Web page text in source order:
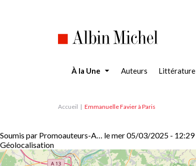
À la Une Auteurs Littérature
Accueil Emmanuelle Favier à Paris
Soumis par Promoauteurs-A… lemer 05/03/2025 - 12:29
Géolocalisation